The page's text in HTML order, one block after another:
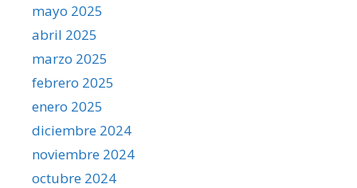
mayo 2025
abril 2025
marzo 2025
febrero 2025
enero 2025
diciembre 2024
noviembre 2024
octubre 2024